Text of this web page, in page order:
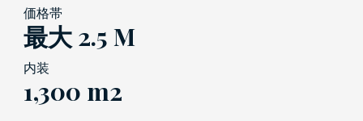
価格帯
最大 2.5 M
内装
1,300 m2